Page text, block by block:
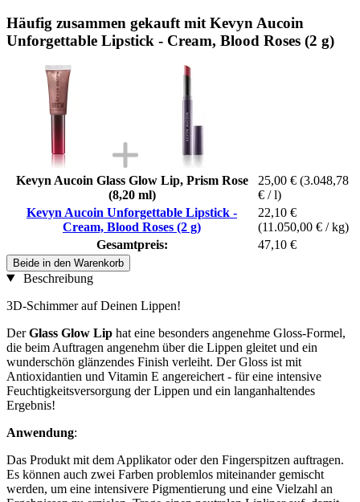
Häufig zusammen gekauft mit Kevyn Aucoin
Unforgettable Lipstick - Cream, Blood Roses (2 g)
Kevyn Aucoin Glass Glow Lip, Prism Rose
(8,20 ml)
25,00 € (3.048,78
€ / l)
Kevyn Aucoin Unforgettable Lipstick -
Cream, Blood Roses (2 g)
22,10 €
(11.050,00 € / kg)
Gesamtpreis:
47,10 €
Beide in den Warenkorb
Beschreibung
3D-Schimmer auf Deinen Lippen!
DerGlass Glow Lip hat eine besonders angenehme Gloss-Formel,
die beim Auftragen angenehm über die Lippen gleitet und ein
wunderschön glänzendes Finish verleiht. Der Gloss ist mit
Antioxidantien und Vitamin E angereichert - für eine intensive
Feuchtigkeitsversorgung der Lippen und ein langanhaltendes
Ergebnis!
Anwendung:
Das Produkt mit dem Applikator oder den Fingerspitzen auftragen.
Es können auch zwei Farben problemlos miteinander gemischt
werden, um eine intensivere Pigmentierung und eine Vielzahl an